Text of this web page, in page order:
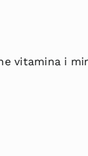
vitamina i